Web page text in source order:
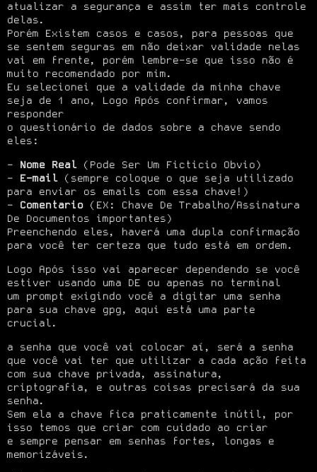
atualizar a segurança e assim ter mais controle
delas.
Porém Existem casos e casos, para pessoas que
se sentem seguras em não deixar validade nelas
vai em frente, porém lembre-se que isso não é
muito recomendado por mim.
Eu selecionei que a validade da minha chave
seja de 1 ano, Logo Após confirmar, vamos
responder
o questionário de dados sobre a chave sendo
eles:
Nome Real (Pode Ser Um Ficticio Obvio)
E-mail (sempre coloque o que seja utilizado
para enviar os emails com essa chave!)
Comentario (EX: Chave De Trabalho/Assinatura
De Documentos importantes)
Preenchendo eles, haverá uma dupla confirmação
para você ter certeza que tudo está em ordem.
Logo Após isso vai aparecer dependendo se você
estiver usando uma DE ou apenas no terminal
um prompt exigindo você a digitar uma senha
para sua chave gpg, aqui está uma parte
crucial.
a senha que você vai colocar aí, será a senha
que você vai ter que utilizar a cada ação feita
com sua chave privada, assinatura,
criptografia, e outras coisas precisará da sua
senha.
Sem ela a chave fica praticamente inútil, por
isso temos que criar com cuidado ao criar
e sempre pensar em senhas fortes, longas e
memorizáveis.